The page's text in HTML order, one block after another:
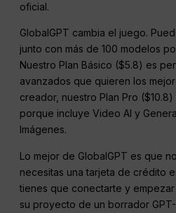
oficial.
GlobalGPT cambia el juego.
junto con más de 100 modelos
Nuestro Plan Básico ($5.8) es
avanzados que quieren los
creador, nuestro Plan Pro
porque incluye Video AI y
Imágenes.
Lo mejor de GlobalGPT es que
necesitas una tarjeta de crédito
tienes que conectarte y
su proyecto de un borrador